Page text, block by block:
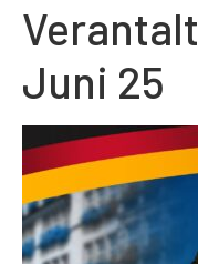
Juni 25